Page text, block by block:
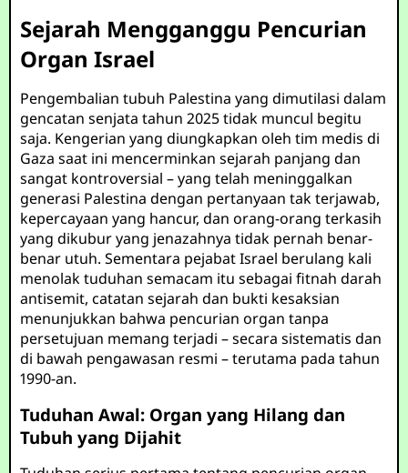
Sejarah Mengganggu Pencurian
Organ Israel
Pengembalian tubuh Palestina yang dimutilasi dalam
gencatan senjata tahun 2025 tidak muncul begitu
saja. Kengerian yang diungkapkan oleh tim medis di
Gaza saat ini mencerminkan sejarah panjang dan
sangat kontroversial – yang telah meninggalkan
generasi Palestina dengan pertanyaan tak terjawab,
kepercayaan yang hancur, dan orang-orang terkasih
yang dikubur yang jenazahnya tidak pernah benar-
benar utuh. Sementara pejabat Israel berulang kali
menolak tuduhan semacam itu sebagai fitnah darah
antisemit, catatan sejarah dan bukti kesaksian
menunjukkan bahwa pencurian organ tanpa
persetujuan memang terjadi – secara sistematis dan
di bawah pengawasan resmi – terutama pada tahun
1990-an.
Tuduhan Awal: Organ yang Hilang dan
Tubuh yang Dijahit